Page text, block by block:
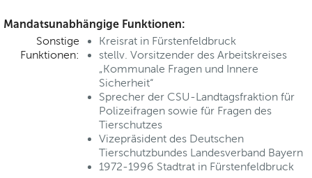
Mandatsunabhängige Funktionen:
Sonstige
Funktionen:
Kreisrat in Fürstenfeldbruck
stellv. Vorsitzender des Arbeitskreises
„Kommunale Fragen und Innere
Sicherheit“
Sprecher der CSU-Landtagsfraktion für
Polizeifragen sowie für Fragen des
Tierschutzes
Vizepräsident des Deutschen
Tierschutzbundes Landesverband Bayern
1972-1996 Stadtrat in Fürstenfeldbruck